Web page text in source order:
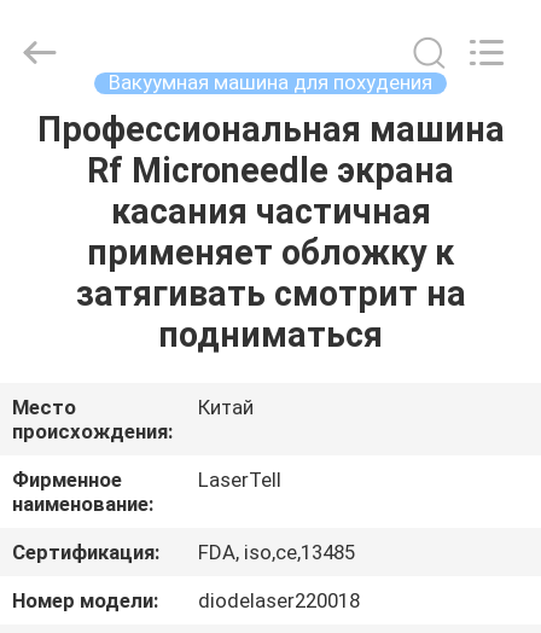
ДОМ
ПРОДУКТЫ
ПУТЕШЕСТВИЕ
ФАБРИКИ
ПРОВЕРКА
КАЧЕСТВА
2015
shrlasermachine.com.
Reserved.
Вакуумная машина для похудения
Профессиональная машина
Rf Microneedle экрана
касания частичная
применяет обложку к
затягивать смотрит на
подниматься
Место
происхождения:
Китай
Фирменное
наименование:
LaserTell
Сертификация:
FDA, iso,ce,13485
Номер модели:
diodelaser220018